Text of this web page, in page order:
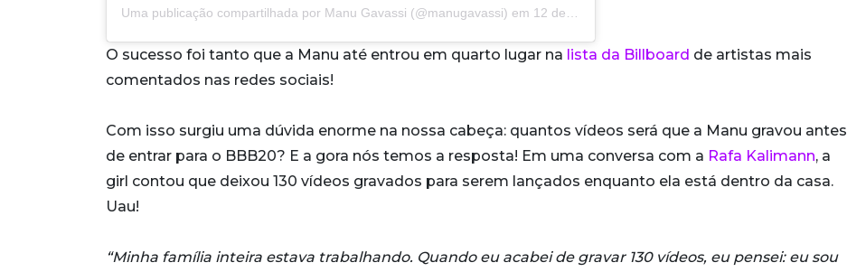
Uma publicação compartilhada por Manu Gavassi (@manugavassi) em 12 de Abr, 2020 às 8:41 PDT
O sucesso foi tanto que a Manu até entrou em quarto lugar na lista da Billboard de artistas mais
comentados nas redes sociais!
Com isso surgiu uma dúvida enorme na nossa cabeça: quantos vídeos será que a Manu gravou antes
de entrar para o BBB20? E a gora nós temos a resposta! Em uma conversa com a Rafa Kalimann, a
girl contou que deixou 130 vídeos gravados para serem lançados enquanto ela está dentro da casa.
Uau!
“Minha família inteira estava trabalhando. Quando eu acabei de gravar 130 vídeos, eu pensei: eu sou